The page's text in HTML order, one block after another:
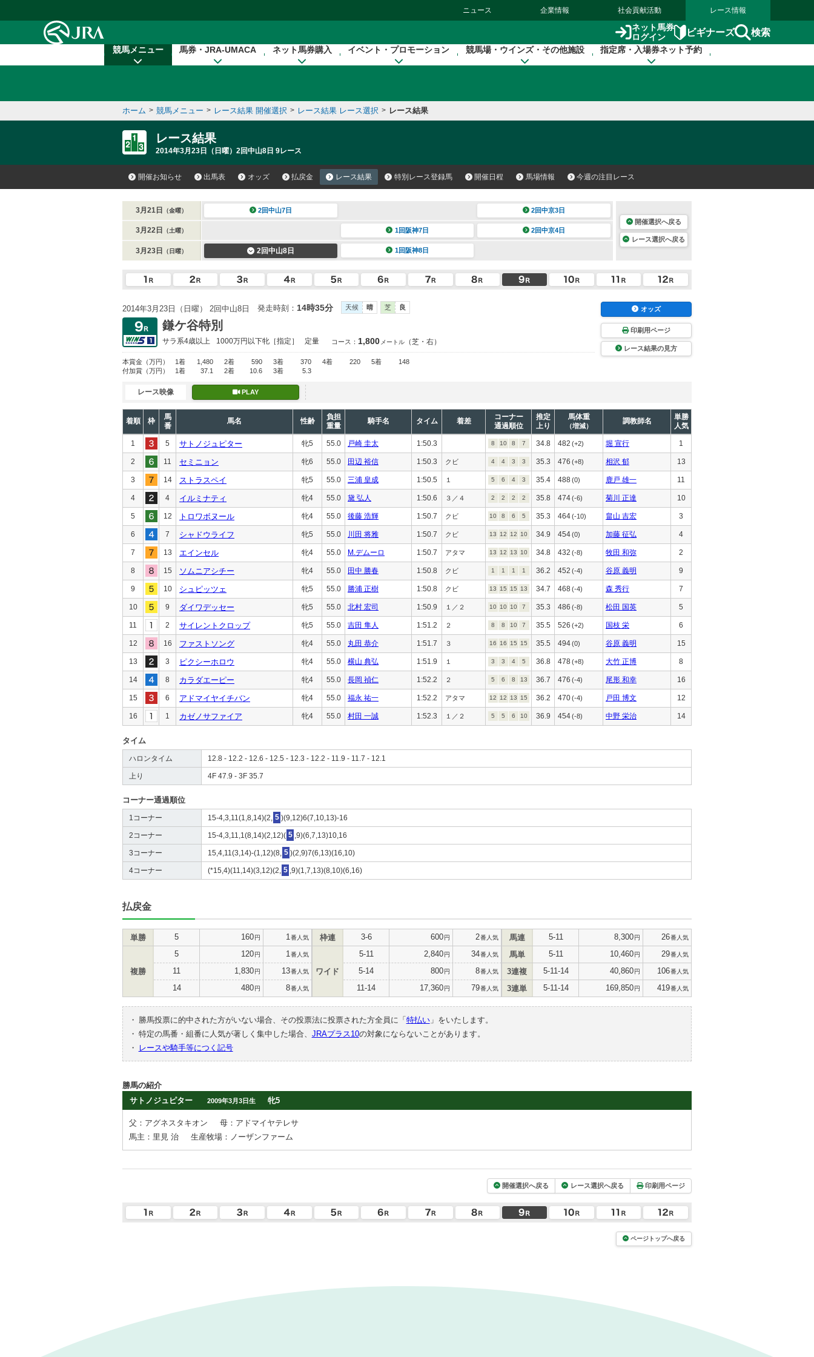
ニュース 企業情報 社会貢献活動 レース情報
ネット馬券
ログイン
ビギナーズ 検索
競馬メニュー 馬券・JRA-UMACA ネット馬券購入 イベント・プロモーション 競馬場・ウインズ・その他施設 指定席・入場券ネット予約
ホーム > 競馬メニュー > レース結果 開催選択 > レース結果 レース選択 > レース結果
レース結果
2014年3月23日（日曜）2回中山8日 9レース
開催お知らせ 出馬表 オッズ 払戻金 レース結果 特別レース登録馬 開催日程 馬場情報 今週の注目レース
3月21日 （金曜） 2回中山7日 2回中京3日
3月22日 （土曜） 1回阪神7日 2回中京4日
3月23日 （日曜） 2回中山8日 1回阪神8日
開催選択へ戻る
レース選択へ戻る
2014年3月23日（日曜） 2回中山8日 発走時刻： 14時35分 天候 晴 芝 良
鎌ケ谷特別
サラ系4歳以上 1000万円以下牝［指定］ 定量 コース： 1,800 メートル （芝・右）
本賞金 （万円） 1着 1,480 2着 590 3着 370 4着 220 5着
148
付加賞 （万円） 1着 37.1 2着 10.6 3着 5.3
オッズ
印刷用ページ
レース結果の見方
レース映像 PLAY
着順 枠
馬
番
馬名 性齢
負担
重量
騎手名 タイム 着差
コーナー
通過順位
推定
上り
馬体重
（増減）
調教師名
単勝
人気
1 5 サトノジュピター 牝5 55.0 戸崎 圭太 1:50.3 8 10 8 7 34.8 482 (+2) 堀 宣行 1
2 11 セミニョン 牝6 55.0 田辺 裕信 1:50.3 クビ 4 4 3 3 35.3 476 (+8) 相沢 郁 13
3 14 ストラスペイ 牝5 55.0 三浦 皇成 1:50.5 １ 5 6 4 3 35.4 488(0) 鹿戸 雄一 11
4 4 イルミナティ 牝4 55.0 黛 弘人 1:50.6 ３／４ 2 2 2 2 35.8 474(-6) 菊川 正達 10
5 12 トロワボヌール 牝4 55.0 後藤 浩輝 1:50.7 クビ 10 8 6 5 35.3 464(-10) 畠山 吉宏 3
6 7 シャドウライフ 牝5 55.0 川田 将雅 1:50.7 クビ 13 12 12 10 34.9 454(0) 加藤 征弘 4
7 13 エインセル 牝4 55.0 M.デムーロ 1:50.7 アタマ 13 12 13 10 34.8 432 (-8) 牧田 和弥 2
8 15 ソムニアシチー 牝4 55.0 田中 勝春 1:50.8 クビ 1 1 1 1 36.2 452 (-4) 谷原 義明 9
9 10 シュピッツェ 牝5 55.0 勝浦 正樹 1:50.8 クビ 13 15 15 13 34.7 468(-4) 森 秀行 7
10 9 ダイワデッセー 牝5 55.0 北村 宏司 1:50.9 １／２ 10 10 10 7 35.3 486 (-8) 松田 国英 5
11 2 サイレントクロップ 牝5 55.0 吉田 隼人 1:51.2 ２ 8 8 10 7 35.5 526 (+2) 国枝 栄 6
12 16 ファストソング 牝4 55.0 丸田 恭介 1:51.7 ３ 16 16 15 15 35.5 494(0) 谷原 義明 15
13 3 ピクシーホロウ 牝4 55.0 横山 典弘 1:51.9 １ 3 3 4 5 36.8 478(+8) 大竹 正博 8
14 8 カラダエーピー 牝4 55.0 長岡 禎仁 1:52.2 ２ 5 6 8 13 36.7 476 (-4) 尾形 和幸 16
15 6 アドマイヤイチバン 牝4 55.0 福永 祐一 1:52.2 アタマ 12 12 13 15 36.2 470(-4) 戸田 博文 12
16 1 カゼノサファイア 牝4 55.0 村田 一誠 1:52.3 １／２ 5 5 6 10 36.9 454(-8) 中野 栄治 14
タイム
ハロンタイム 12.8 - 12.2 - 12.6 - 12.5 - 12.3 - 12.2 - 11.9 - 11.7 - 12.1
上り 4F 47.9 - 3F 35.7
コーナー通過順位
1コーナー 15-4,3,11(1,8,14)(2, 5 )(9,12)6(7,10,13)-16
2コーナー 15-4,3,11,1(8,14)(2,12)( 5 ,9)(6,7,13)10,16
3コーナー 15,4,11(3,14)-(1,12)(8, 5 )(2,9)7(6,13)(16,10)
4コーナー (*15,4)(11,14)(3,12)(2, 5 ,9)(1,7,13)(8,10)(6,16)
払戻金
単勝 5 160円 1 番人気
複勝
5 120円 1 番人気
11 1,830円 13番人気
14 480円 8番人気
枠連 3-6 600円 2番人気
ワイド
5-11 2,840円 34番人気
5-14 800円 8番人気
11-14 17,360円 79番人気
馬連 5-11 8,300円 26番人気
馬単 5-11 10,460円 29番人気
3連複 5-11-14 40,860円 106番人気
3連単 5-11-14 169,850円 419番人気
・ 勝馬投票に的中された方がいない場合、その投票法に投票された方全員に「 特払い」をいたします。
・ 特定の馬番・組番に人気が著しく集中した場合、 JRAプラス10の対象にならないことがあります。
・
レースや騎手等につく記号
勝馬の紹介
サトノジュピター
2009年3月3日生 牝5
父：アグネスタキオン
母：アドマイヤテレサ
馬主：里見 治
生産牧場：ノーザンファーム
開催選択へ戻る レース選択へ戻る 印刷用ページ
ページトップへ戻る